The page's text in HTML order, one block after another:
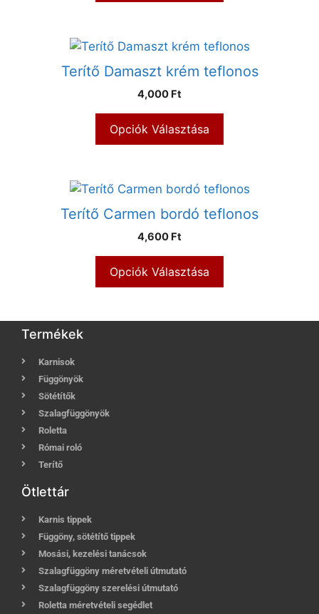
Terítő Damaszt krém teflonos
4,000 Ft
Opciók Választása
Terítő Carmen bordó teflonos
4,600 Ft
Opciók Választása
Termékek
Karnisok
Függönyök
Sötétítők
Szalagfüggönyök
Roletta
Római roló
Terítő
Ötlettár
Karnis tippek
Függöny, sötétítő tippek
Mosási, kezelési tanácsok
Szalagfüggöny méretvételi útmutató
Szalagfüggöny szerelési útmutató
Roletta méretvételi segédlet